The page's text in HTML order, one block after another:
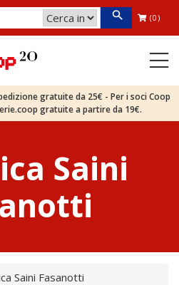
(0)
gratuite da 25€ - Per i soci Coop
gratuite a partire da 19€.
Saini
Saini Fasanotti